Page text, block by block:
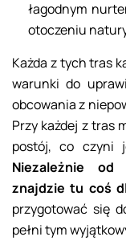
łagodnym
otoczeniu
Każda z tych tras
warunki do
obcowania z
Przy każdej z tras
postój, co czyni
Niezależnie od
znajdzie tu coś
przygotować się
pełni tym